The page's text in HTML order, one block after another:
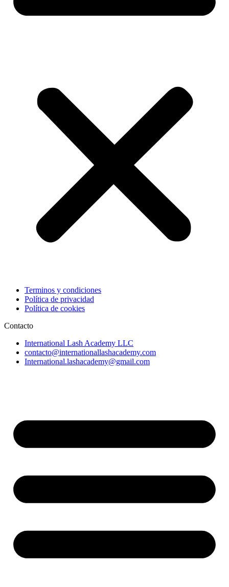
Terminos y condiciones
Política de privacidad
Política de cookies
Contacto
International Lash Academy LLC
contacto@internationallashacademy.com
International.lashacademy@gmail.com